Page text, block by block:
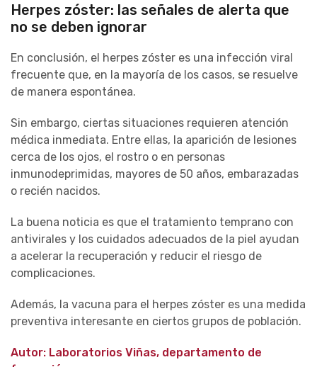
Herpes zóster: las señales de alerta que
no se deben ignorar
En conclusión, el herpes zóster es una infección viral
frecuente que, en la mayoría de los casos, se resuelve
de manera espontánea.
Sin embargo, ciertas situaciones requieren atención
médica inmediata. Entre ellas, la aparición de lesiones
cerca de los ojos, el rostro o en personas
inmunodeprimidas, mayores de 50 años, embarazadas
o recién nacidos.
La buena noticia es que el tratamiento temprano con
antivirales y los cuidados adecuados de la piel ayudan
a acelerar la recuperación y reducir el riesgo de
complicaciones.
Además, la vacuna para el herpes zóster es una medida
preventiva interesante en ciertos grupos de población.
Autor: Laboratorios Viñas, departamento de